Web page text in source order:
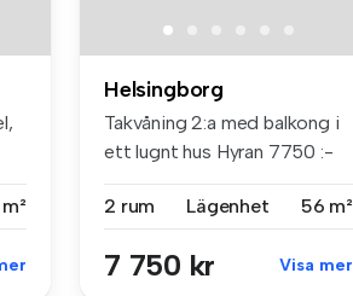
Helsingborg
Takvåning 2:a med balkong i
ett lugnt hus Hyran 7750 :-
2 rum
Lägenhet 56 m²
7 750 kr Visa mer